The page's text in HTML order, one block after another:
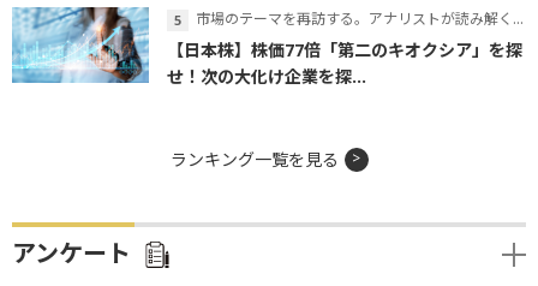
市場のテーマを再訪する。アナリストが読み解くテーマの本質
【日本株】株価77倍「第二のキオクシア」を探
せ！次の大化け企業を探...
ランキング一覧を見る
アンケート